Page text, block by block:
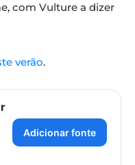
com Vulture a dizer
verão.
Adicionar fonte